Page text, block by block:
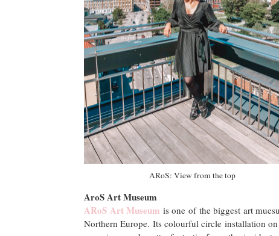
ARoS: View from the top
AroS Art Museum
ARoS Art Museum is one of the biggest art
Northern Europe. Its colourful circle installation